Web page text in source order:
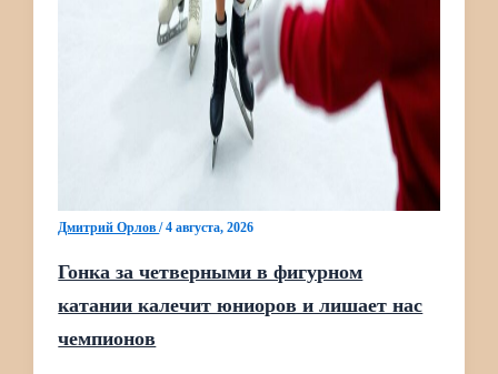
Дмитрий Орлов/4 августа, 2026
Гонка за четверными в фигурном
катании калечит юниоров и лишает нас
чемпионов